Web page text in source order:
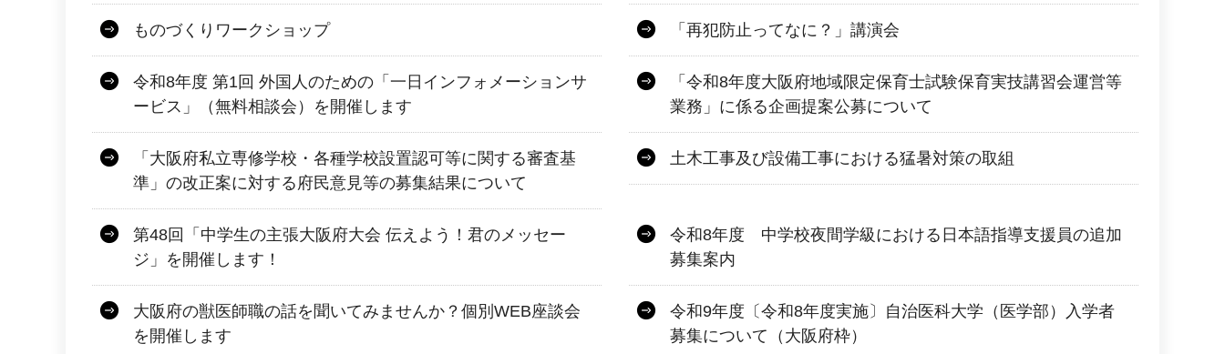
ものづくりワークショップ 「再犯防止ってなに？」講演会
令和8年度 第1回 外国人のための「一日インフォメーションサ
ービス」（無料相談会）を開催します
「令和8年度大阪府地域限定保育士試験保育実技講習会運営等
業務」に係る企画提案公募について
「大阪府私立専修学校・各種学校設置認可等に関する審査基
準」の改正案に対する府民意見等の募集結果について
土木工事及び設備工事における猛暑対策の取組
第48回「中学生の主張大阪府大会 伝えよう！君のメッセー
ジ」を開催します！
令和8年度 中学校夜間学級における日本語指導支援員の追加
募集案内
大阪府の獣医師職の話を聞いてみませんか？個別WEB座談会
を開催します
令和9年度〔令和8年度実施〕自治医科大学（医学部）入学者
募集について（大阪府枠）